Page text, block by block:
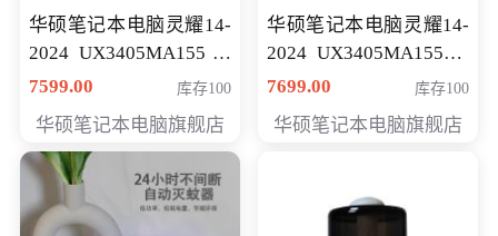
华硕笔记本电脑灵耀14-
2024 UX3405MA155冰
川银 oled 智慧轻薄本 会
7599.00 库存100
华硕笔记本电脑旗舰店
华硕笔记本电脑灵耀14-
2024 UX3405MA155夜
空蓝 oled 智慧轻薄本 会
7699.00 库存100
华硕笔记本电脑旗舰店